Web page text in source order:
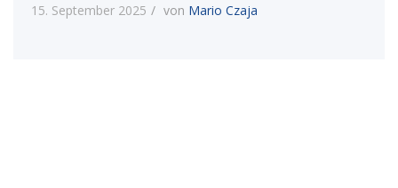
15. September 2025 von Mario Czaja